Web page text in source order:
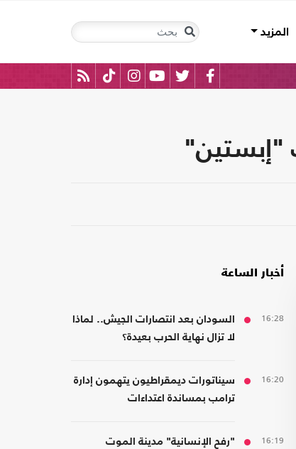
المزيد
"إبستين"
أخبار الساعة
16:28
السودان بعد انتصارات الجيش.. لماذا
لا تزال نهاية الحرب بعيدة؟
16:20
سيناتورات ديمقراطيون يتهمون إدارة
ترامب بمساندة اعتداءات
16:19 "رفح الإنسانية" مدينة الموت